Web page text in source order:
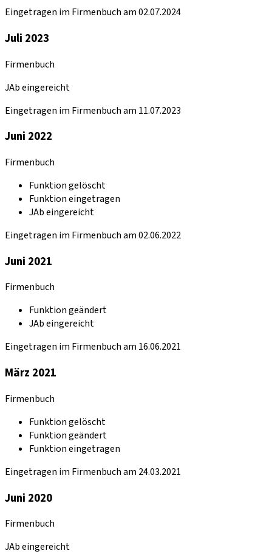
Eingetragen im Firmenbuch am 02.07.2024
Juli 2023
Firmenbuch
JAb eingereicht
Eingetragen im Firmenbuch am 11.07.2023
Juni 2022
Firmenbuch
Funktion gelöscht
Funktion eingetragen
JAb eingereicht
Eingetragen im Firmenbuch am 02.06.2022
Juni 2021
Firmenbuch
Funktion geändert
JAb eingereicht
Eingetragen im Firmenbuch am 16.06.2021
März 2021
Firmenbuch
Funktion gelöscht
Funktion geändert
Funktion eingetragen
Eingetragen im Firmenbuch am 24.03.2021
Juni 2020
Firmenbuch
JAb eingereicht